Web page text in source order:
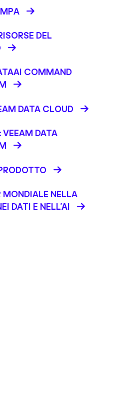
DEL
COMMAND
DATA CLOUD
VEEAM DATA
MONDIALE NELLA
DATI E NELL’AI